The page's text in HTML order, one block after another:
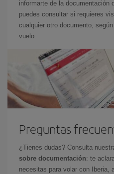
informarte de la documentación
puedes consultar si requieres
cualquier otro documento,
vuelo.
Preguntas
¿Tienes dudas? Consulta
sobre documentación: te
necesitas para volar con Iberia,